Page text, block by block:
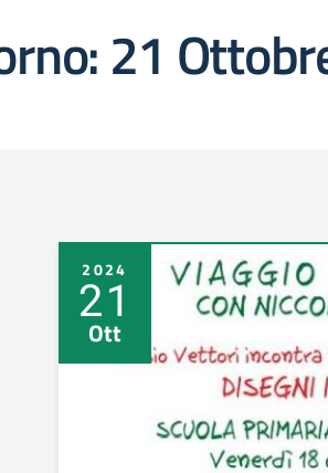
21
2024
21
Ott